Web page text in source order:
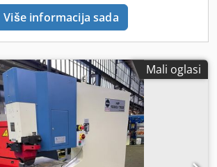
Više informacija sada
Mali oglasi